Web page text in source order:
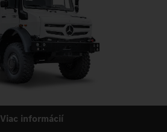
Viac informácií